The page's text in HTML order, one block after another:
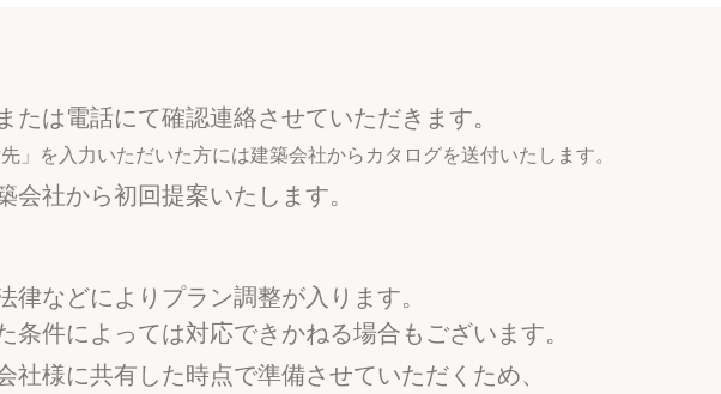
たは電話にて確認連絡させていただきます。
」を入力いただいた方には建築会社からカタログを送付いたします。
会社から初回提案いたします。
律などによりプラン調整が入ります。
条件によっては対応できかねる場合もございます。
社様に共有した時点で準備させていただくため、